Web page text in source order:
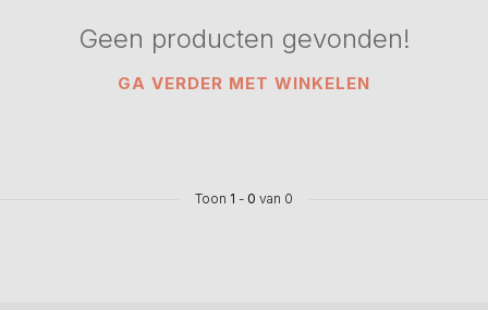
Geen producten gevonden!
GA VERDER MET WINKELEN
Toon 1 - 0 van 0